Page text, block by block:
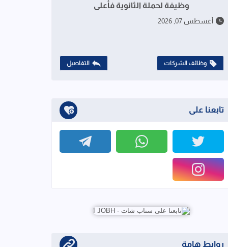
وظيفة لحملة الثانوية فأعلى
أغسطس 07, 2026
وظائف الشركات التفاصيل
تابعنا على
روابط هامة